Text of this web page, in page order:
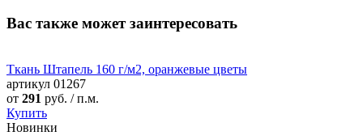
Вас также может заинтересовать
Ткань Штапель 160 г/м2, оранжевые цветы
артикул 01267
от 291 руб. / п.м.
Купить
Новинки